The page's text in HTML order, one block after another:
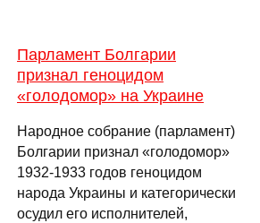
Парламент Болгарии
признал геноцидом
«голодомор» на Украине
Народное собрание (парламент)
Болгарии признал «голодомор»
1932-1933 годов геноцидом
народа Украины и категорически
осудил его исполнителей,